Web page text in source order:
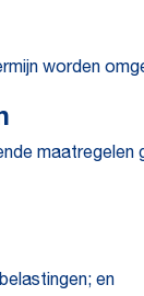
worden
en